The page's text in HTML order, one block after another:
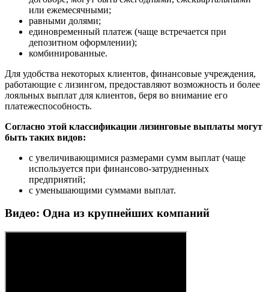
или ежемесячными;
равными долями;
единовременный платеж (чаще встречается при
депозитном оформлении);
комбинированные.
Для удобства некоторых клиентов, финансовые учреждения,
работающие с лизингом, предоставляют возможность и более
лояльных выплат для клиентов, беря во внимание его
платежеспособность.
Согласно этой классификации лизинговые выплаты могут
быть таких видов:
с увеличивающимися размерами сумм выплат (чаще
используется при финансово-затрудненных
предприятий;
с уменьшающими суммами выплат.
Видео: Одна из крупнейших компаний